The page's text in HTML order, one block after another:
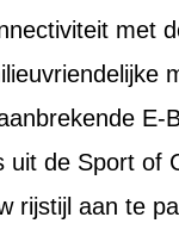
met
E-
uit de Sport of
rijstijl aan te